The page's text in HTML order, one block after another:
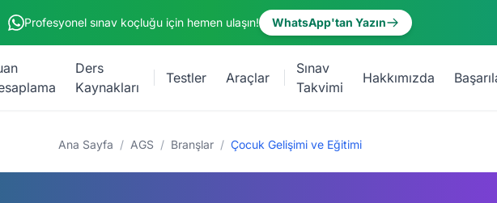
Profesyonel sınav koçluğu için hemen ulaşın! WhatsApp'tan Yazın
Ders
Kaynakları
Testler Araçlar
Sınav
Takvimi
Hakkımızda
Ana Sayfa / AGS / Branşlar / Çocuk Gelişimi ve Eğitimi